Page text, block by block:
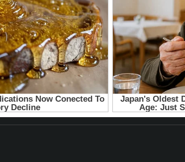
Quốc gia
Thailand
Chất lượng
HDRip
Thể loại
Kinh dị